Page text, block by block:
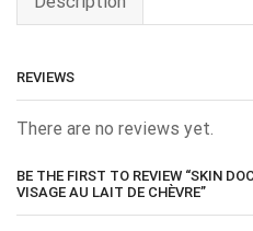
REVIEWS
There are no reviews yet.
BE THE FIRST TO REVIEW “SKIN
VISAGE AU LAIT DE CHÈVRE”